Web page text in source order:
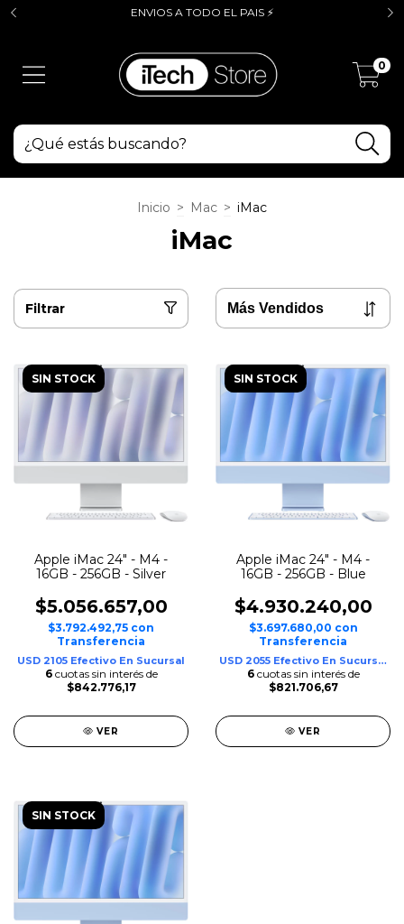
ENVIOS A TODO EL PAIS ⚡
0
Inicio > Mac > iMac
iMac
Filtrar
SIN STOCK
Apple iMac 24" - M4 -
16GB - 256GB - Silver
$5.056.657,00
$3.792.492,75 con
Transferencia
USD 2105 Efectivo En Sucursal
6 cuotas sin interés de
$842.776,17
VER
SIN STOCK
Apple iMac 24" - M4 -
16GB - 256GB - Blue
$4.930.240,00
$3.697.680,00 con
Transferencia
USD 2055 Efectivo En Sucursal
6 cuotas sin interés de
$821.706,67
VER
SIN STOCK